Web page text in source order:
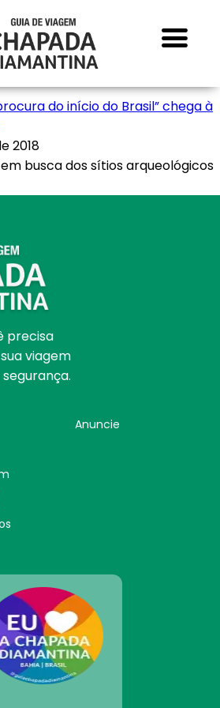
do início do Brasil” chega à
2018
busca dos sítios arqueológicos
precisa
viagem
Anuncie